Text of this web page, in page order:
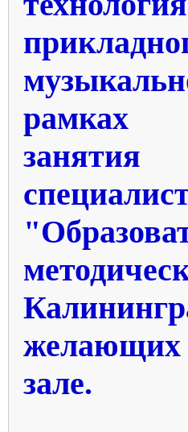
рамках
желающих
зале.